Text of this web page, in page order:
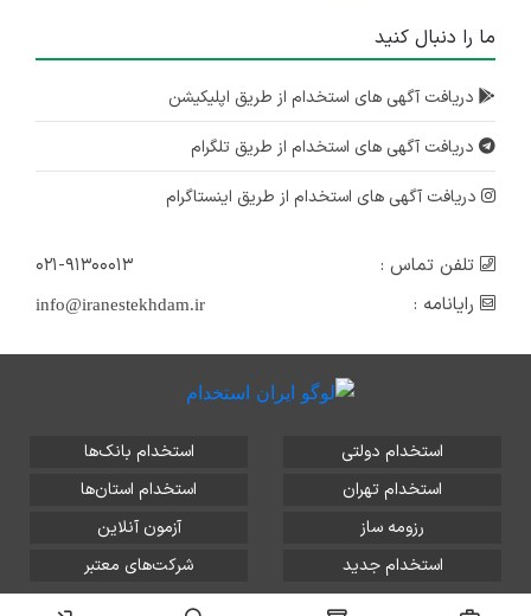
ما را دنبال کنید
دریافت آگهی های استخدام از طریق اپلیکیشن
دریافت آگهی های استخدام از طریق تلگرام
دریافت آگهی های استخدام از طریق اینستاگرام
تلفن تماس :
۰۲۱-۹۱۳۰۰۰۱۳
رایانامه :
info@iranestekhdam.ir
استخدام دولتی
استخدام بانک‌ها
استخدام تهران
استخدام استان‌ها
رزومه ساز
آزمون آنلاین
استخدام جدید
شرکت‌های معتبر
تمامی حقوق این سایت برای آلتین سیستم محفوظ است و هر